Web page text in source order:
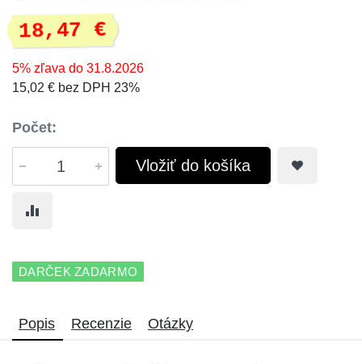
18,47 €
5% zľava do 31.8.2026
15,02 € bez DPH 23%
Počet:
Vložiť do košíka
DARČEK ZADARMO
Popis Recenzie Otázky